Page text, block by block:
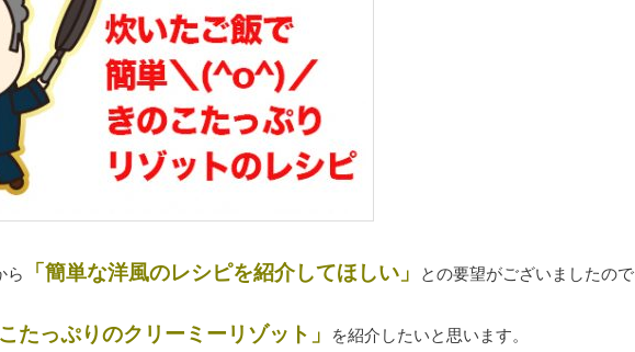
ら 「簡単な洋風のレシピを紹介してほしい」 との要望がございましたので
たっぷりのクリーミーリゾット」 を紹介したいと思います。